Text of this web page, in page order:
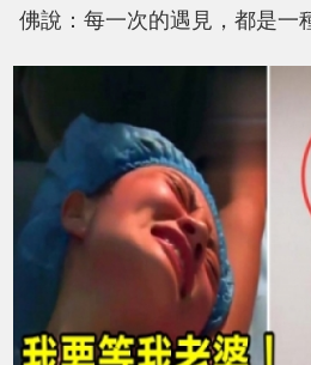
佛說：每一次的遇見，都是一